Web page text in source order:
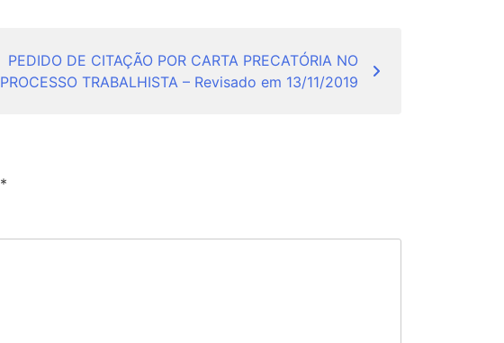
PEDIDO DE CITAÇÃO POR CARTA PRECATÓRIA NO
PROCESSO TRABALHISTA – Revisado em 13/11/2019
*